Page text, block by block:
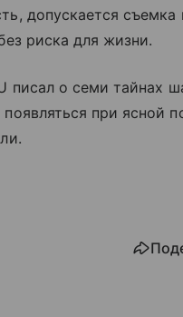
допускается съемка
риска для жизни.
писал о семи тайнах
при ясной